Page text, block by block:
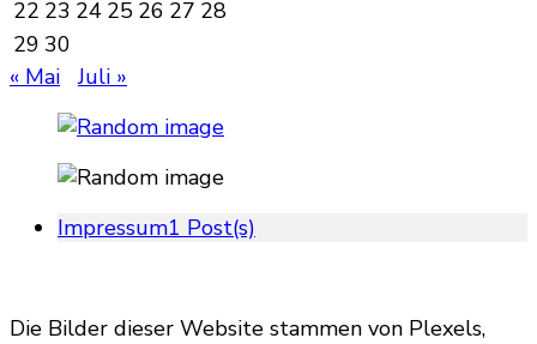
22 23 24 25 26 27 28
29 30
« Mai
Juli »
Impressum1 Post(s)
Die Bilder dieser Website stammen von Plexels,